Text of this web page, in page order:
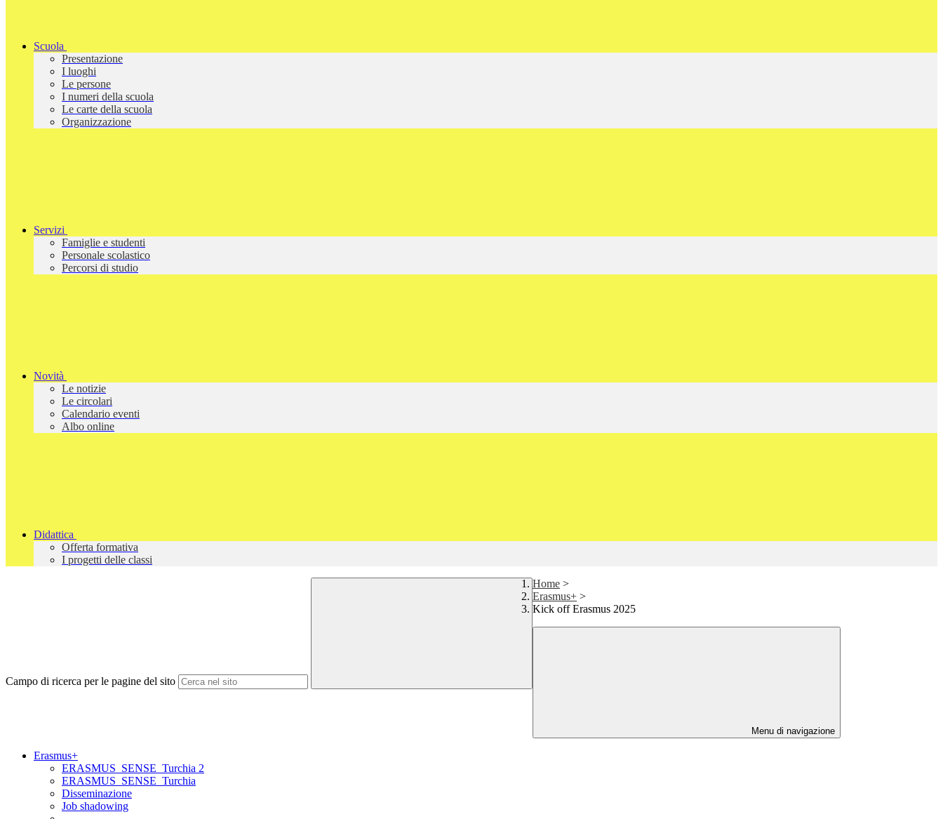
Scuola
Presentazione
I luoghi
Le persone
I numeri della scuola
Le carte della scuola
Organizzazione
Servizi
Famiglie e studenti
Personale scolastico
Percorsi di studio
Novità
Le notizie
Le circolari
Calendario eventi
Albo online
Didattica
Offerta formativa
I progetti delle classi
Campo di ricerca per le pagine del sito
Home >
Erasmus+ >
Kick off Erasmus 2025
Menu di navigazione
Erasmus+
ERASMUS_SENSE_Turchia 2
ERASMUS_SENSE_Turchia
Disseminazione
Job shadowing